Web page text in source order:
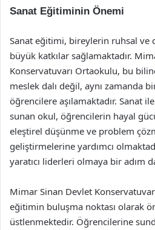
Sanat Eğitiminin Önemi
Sanat eğitimi, bireylerin ruhsal ve
büyük katkılar sağlamaktadır.
Konservatuvarı Ortaokulu, bu
meslek dalı değil, aynı zamanda
öğrencilere aşılamaktadır. Sanat
sunan okul, öğrencilerin hayal
eleştirel düşünme ve problem
geliştirmelerine yardımcı
yaratıcı liderleri olmaya bir adım
Mimar Sinan Devlet
eğitimin buluşma noktası olarak
üstlenmektedir. Öğrencilerine